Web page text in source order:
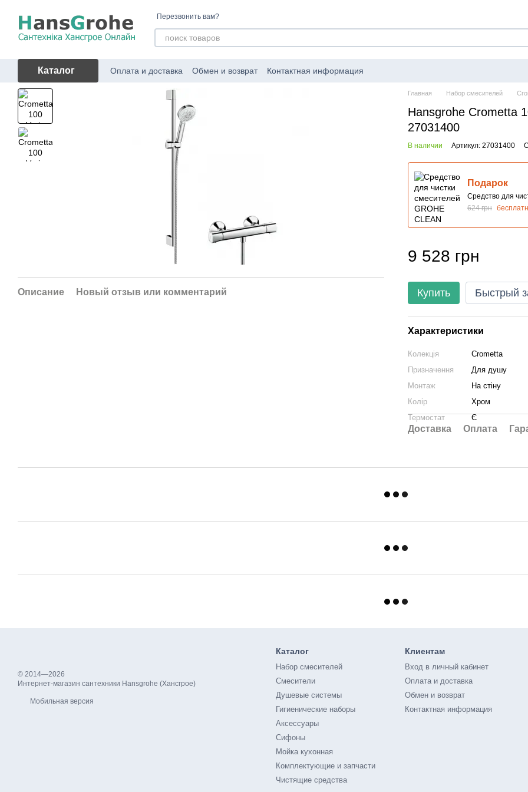
Перезвонить вам?
Каталог Оплата и доставка Обмен и возврат Контактная информация
Описание Новый отзыв или комментарий
Главная Набор смесителей
Hansgrohe Crometta
27031400
В наличии Артикул: 27031400
Подарок
Средство для
624 грн
9 528 грн
Купить Быстрый
Характеристики
Колекція
Crometta
Призначення
Для душу
Монтаж
На стіну
Колір
Хром
Термостат
Є
Доставка Оплата
© 2014—2026
Интернет-магазин сантехники Hansgrohe (Хансгрое)
Мобильная версия
Каталог
Набор смесителей
Смесители
Душевые системы
Гигиенические наборы
Аксессуары
Сифоны
Мойка кухонная
Комплектующие и запчасти
Чистящие средства
Клиентам
Вход в личный кабинет
Оплата и доставка
Обмен и возврат
Контактная информация